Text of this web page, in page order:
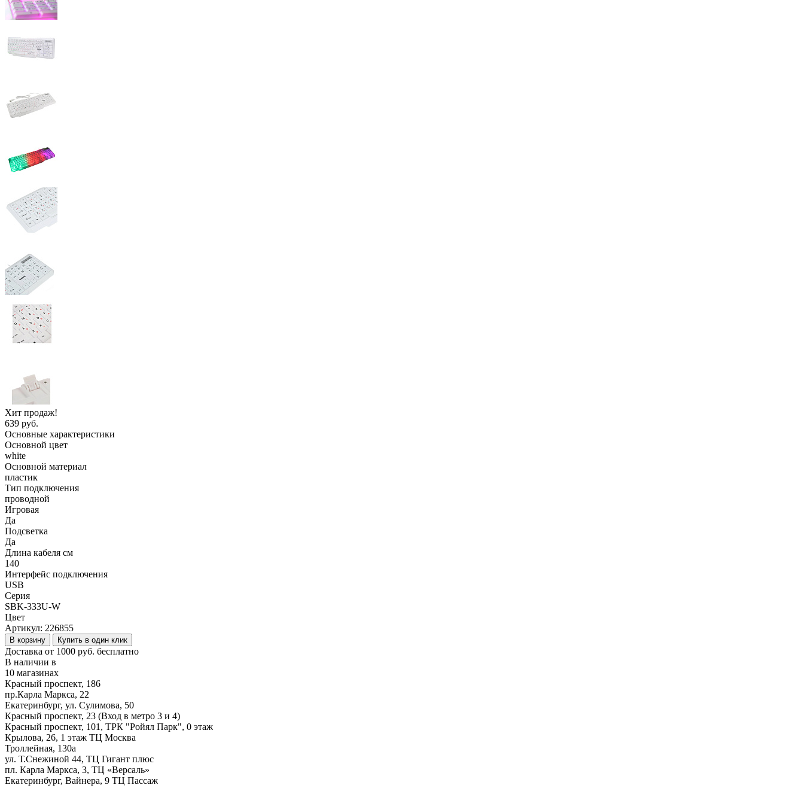
Хит продаж!
639 руб.
Основные характеристики
Основной цвет
white
Основной материал
пластик
Тип подключения
проводной
Игровая
Да
Подсветка
Да
Длина кабеля см
140
Интерфейс подключения
USB
Серия
SBK-333U-W
Цвет
Артикул: 226855
В корзину Купить в один клик
Доставка от 1000 руб. бесплатно
В наличии в
10 магазинах
Красный проспект, 186
пр.Карла Маркса, 22
Екатеринбург, ул. Сулимова, 50
Красный проспект, 23 (Вход в метро 3 и 4)
Красный проспект, 101, ТРК "Ройял Парк", 0 этаж
Крылова, 26, 1 этаж ТЦ Москва
Троллейная, 130а
ул. Т.Снежиной 44, ТЦ Гигант плюс
пл. Карла Маркса, 3, ТЦ «Версаль»
Екатеринбург, Вайнера, 9 ТЦ Пассаж